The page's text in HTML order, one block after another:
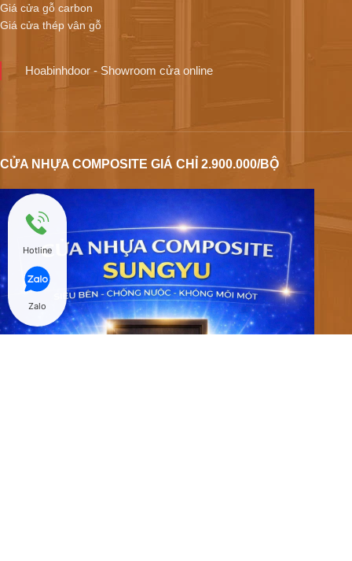
Giá cửa gỗ carbon
Giá cửa thép vân gỗ
Hoabinhdoor - Showroom cửa online
CỬA NHỰA COMPOSITE GIÁ CHỈ 2.900.000/BỘ
Hotline
Zalo